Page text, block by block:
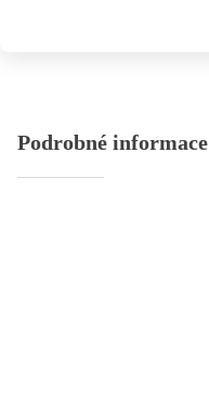
Podrobné informace